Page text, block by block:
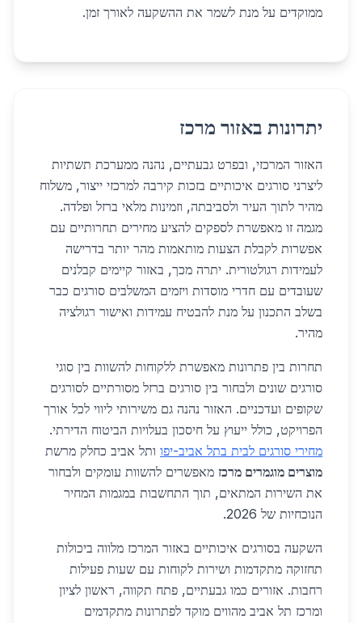
ממוקדים על מנת לשמר את ההשקעה לאורך זמן.
יתרונות באזור מרכז
האזור המרכזי, ובפרט גבעתיים, נהנה ממערכת תשתיות
ליצרני סורגים איכותיים בזכות קירבה למרכזי ייצור, משלוח
מהיר לתוך העיר ולסביבתה, וזמינות מלאי ברזל ופלדה.
מגמה זו מאפשרת לספקים להציע מחירים תחרותיים עם
אפשרות לקבלת הצעות מותאמות מהר יותר בדרישה
לעמידות רגולטורית. יתרה מכך, באזור קיימים קבלנים
שעובדים עם חדרי מוסדות ויזמים המשלבים סורגים כבר
בשלב התכנון על מנת להבטיח עמידות ואישור רגולציה
מהיר.
תחרות בין פתרונות מאפשרת ללקוחות להשוות בין סוגי
סורגים שונים ולבחור בין סורגים ברזל מסורתיים לסורגים
שקופים ועדכניים. האזור נהנה גם משירותי ליווי לכל אורך
הפרויקט, כולל ייעוץ על חיסכון בעלויות הביטוח הדירתי.
מחירי סורגים לבית בתל אביב-יפו ותל אביב כחלק מרשת
מוצרים מוגמרים מרכז מאפשרים להשוות עומקים ולבחור
את השירות המתאים, תוך התחשבות במגמות המחיר
הנוכחיות של 2026.
השקעה בסורגים איכותיים באזור המרכז מלווה ביכולות
תחזוקה מתקדמות ושירות לקוחות עם שעות פעילות
רחבות. אזורים כמו גבעתיים, פתח תקווה, ראשון לציון
ומרכז תל אביב מהווים מוקד לפתרונות מתקדמים